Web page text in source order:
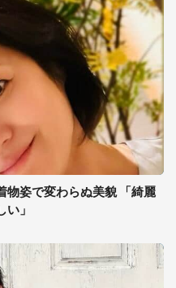
物姿で変わらぬ美貌 「綺麗
」